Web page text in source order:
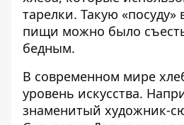
тарелки. Такую
пищи можно было
бедным.
В современном мире
уровень искусства.
знаменитый художник-